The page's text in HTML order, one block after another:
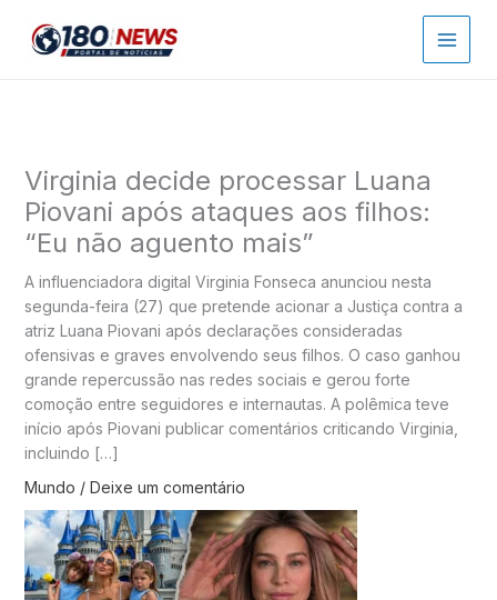
para
Virginia decide processar Luana
Piovani após ataques aos filhos:
“Eu não aguento mais”
A influenciadora digital Virginia Fonseca anunciou nesta
segunda-feira (27) que pretende acionar a Justiça contra a
atriz Luana Piovani após declarações consideradas
ofensivas e graves envolvendo seus filhos. O caso ganhou
grande repercussão nas redes sociais e gerou forte
comoção entre seguidores e internautas. A polêmica teve
início após Piovani publicar comentários criticando Virginia,
incluindo […]
Mundo / Deixe um comentário